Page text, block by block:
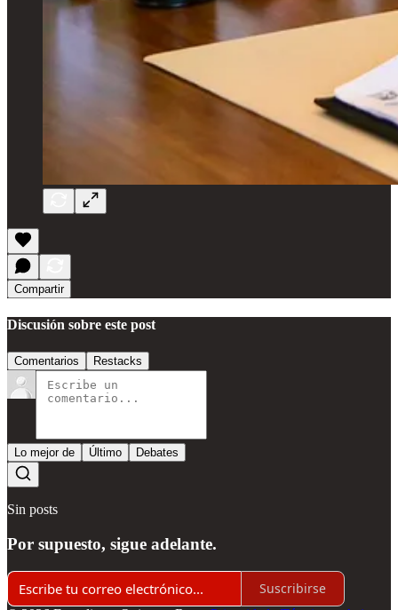
Compartir
Discusión sobre este post
Comentarios Restacks
Lo mejor de Último Debates
Sin posts
Por supuesto, sigue adelante.
Suscribirse